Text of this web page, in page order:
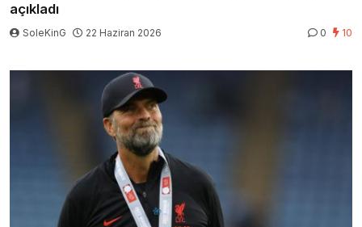
açıkladı
SoleKinG 22 Haziran 2026 0 10